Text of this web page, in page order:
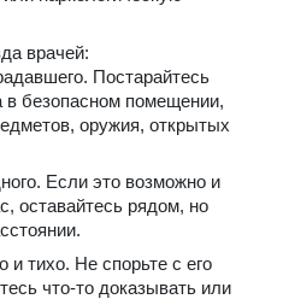
врачей:
Постарайтесь
в безопасном помещении,
оружия, открытых
Если это возможно и
оставайтесь рядом, но
и тихо. Не спорьте с его
что-то доказывать или